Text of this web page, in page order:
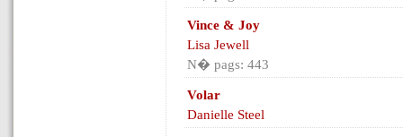
Vince & Joy
Lisa Jewell
N� pags: 443
Volar
Danielle Steel